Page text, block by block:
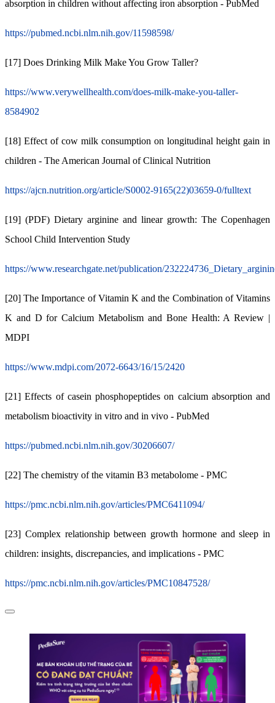
absorption in children without affecting iron absorption - PubMed
https://pubmed.ncbi.nlm.nih.gov/11598598/
[17] Does Drinking Milk Make You Grow Taller?
https://www.verywellhealth.com/does-milk-make-you-taller-
8584902
[18] Effect of cow milk consumption on longitudinal height gain in
children - The American Journal of Clinical Nutrition
https://ajcn.nutrition.org/article/S0002-9165(22)03659-0/fulltext
[19] (PDF) Dietary arginine and linear growth: The Copenhagen
School Child Intervention Study
https://www.researchgate.net/publication/
[20] The Importance of Vitamin K and the Combination of Vitamins
K and D for Calcium Metabolism and Bone Health: A Review |
MDPI
https://www.mdpi.com/2072-6643/16/15/2420
[21] Effects of casein phosphopeptides on calcium absorption and
metabolism bioactivity in vitro and in vivo - PubMed
https://pubmed.ncbi.nlm.nih.gov/30206607/
[22] The chemistry of the vitamin B3 metabolome - PMC
https://pmc.ncbi.nlm.nih.gov/articles/PMC6411094/
[23] Complex relationship between growth hormone and sleep in
children: insights, discrepancies, and implications - PMC
https://pmc.ncbi.nlm.nih.gov/articles/PMC10847528/